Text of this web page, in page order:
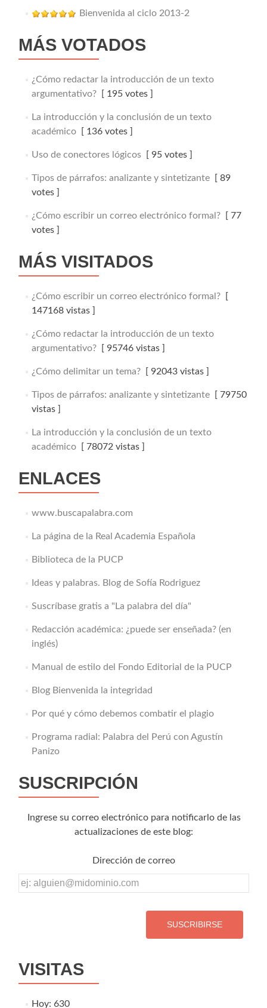
Bienvenida al ciclo 2013-2
MÁS VOTADOS
¿Cómo redactar la introducción de un texto
argumentativo?[ 195 votes ]
La introducción y la conclusión de un texto
académico[ 136 votes ]
Uso de conectores lógicos[ 95 votes ]
Tipos de párrafos: analizante y sintetizante[ 89
votes ]
¿Cómo escribir un correo electrónico formal?[ 77
votes ]
MÁS VISITADOS
¿Cómo escribir un correo electrónico formal?[
147168 vistas ]
¿Cómo redactar la introducción de un texto
argumentativo?[ 95746 vistas ]
¿Cómo delimitar un tema?[ 92043 vistas ]
Tipos de párrafos: analizante y sintetizante[ 79750
vistas ]
La introducción y la conclusión de un texto
académico[ 78072 vistas ]
ENLACES
www.buscapalabra.com
La página de la Real Academia Española
Biblioteca de la PUCP
Ideas y palabras. Blog de Sofía Rodriguez
Suscríbase gratis a "La palabra del día"
Redacción académica: ¿puede ser enseñada? (en
inglés)
Manual de estilo del Fondo Editorial de la PUCP
Blog Bienvenida la integridad
Por qué y cómo debemos combatir el plagio
Programa radial: Palabra del Perú con Agustín
Panizo
SUSCRIPCIÓN
Ingrese su correo electrónico para notificarlo de las
actualizaciones de este blog:
Dirección de correo
Dirección
de
correo
VISITAS
Hoy: 630